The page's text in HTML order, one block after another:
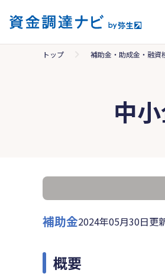
トップ 補助金・助成金・融資
中
補助金2024年05月30日更
概要